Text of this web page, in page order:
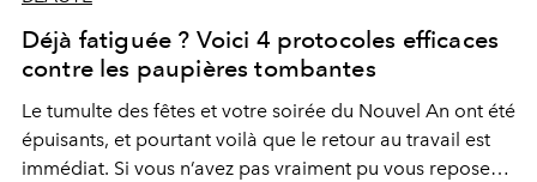
Déjà fatiguée ? Voici 4 protocoles efficaces
contre les paupières tombantes
Le tumulte des fêtes et votre soirée du Nouvel An ont été
épuisants, et pourtant voilà que le retour au travail est
immédiat. Si vous n’avez pas vraiment pu vous reposer